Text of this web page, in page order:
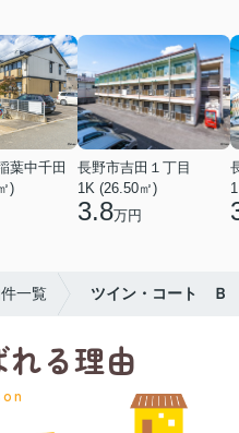
葉中千田
)
長野市吉田１丁目
1K (26.50㎡)
3.8万円
一覧 ツイン・コート Ｂ
る理由